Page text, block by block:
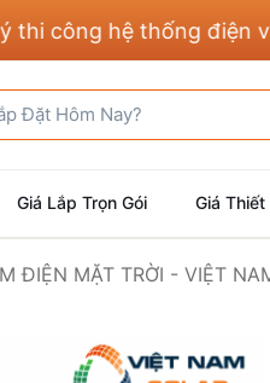
hệ thống điện và xây
Giá Lắp Trọn Gói Giá Thiết
ĐIỆN MẶT TRỜI - VIỆT